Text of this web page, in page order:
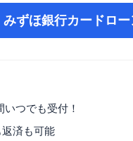
みずほ銀行カードロー
つでも受付！
済も可能